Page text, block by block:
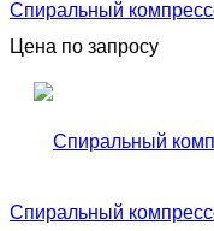
Спиральный
Цена по запросу
Спиральный